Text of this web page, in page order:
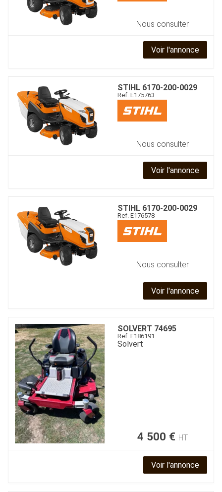
Nous consulter
Voir l'annonce
STIHL 6170-200-0029
Ref. E175763
Nous consulter
Voir l'annonce
STIHL 6170-200-0029
Ref. E176578
Nous consulter
Voir l'annonce
SOLVERT 74695
Ref. E186191
Solvert
4 500 € HT
Voir l'annonce